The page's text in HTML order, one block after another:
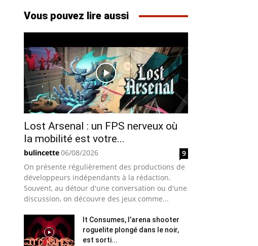
Vous pouvez lire aussi
Lost Arsenal : un FPS nerveux où
la mobilité est votre...
bulincette06/08/2026
9
On présente régulièrement des productions de
développeurs indépendants à la rédaction.
Souvent, au détour d'une conversation ou d'une
discussion, on découvre des jeux comme...
It Consumes, l’arena shooter
roguelite plongé dans le noir,
est sorti...